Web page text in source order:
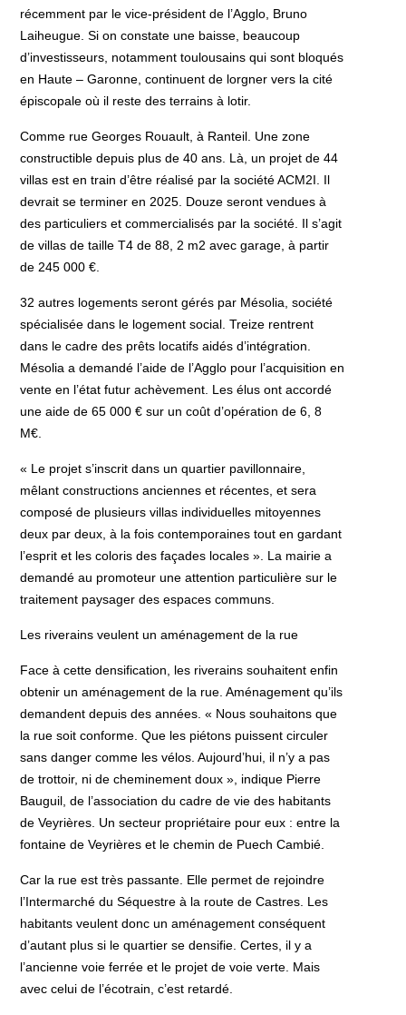
récemment par le vice-président de l’Agglo, Bruno
Laiheugue. Si on constate une baisse, beaucoup
d’investisseurs, notamment toulousains qui sont bloqués
en Haute – Garonne, continuent de lorgner vers la cité
épiscopale où il reste des terrains à lotir.
Comme rue Georges Rouault, à Ranteil. Une zone
constructible depuis plus de 40 ans. Là, un projet de 44
villas est en train d’être réalisé par la société ACM2I. Il
devrait se terminer en 2025. Douze seront vendues à
des particuliers et commercialisés par la société. Il s’agit
de villas de taille T4 de 88, 2 m2 avec garage, à partir
de 245 000 €.
32 autres logements seront gérés par Mésolia, société
spécialisée dans le logement social. Treize rentrent
dans le cadre des prêts locatifs aidés d’intégration.
Mésolia a demandé l’aide de l’Agglo pour l’acquisition en
vente en l’état futur achèvement. Les élus ont accordé
une aide de 65 000 € sur un coût d’opération de 6, 8
M€.
« Le projet s’inscrit dans un quartier pavillonnaire,
mêlant constructions anciennes et récentes, et sera
composé de plusieurs villas individuelles mitoyennes
deux par deux, à la fois contemporaines tout en gardant
l’esprit et les coloris des façades locales ». La mairie a
demandé au promoteur une attention particulière sur le
traitement paysager des espaces communs.
Les riverains veulent un aménagement de la rue
Face à cette densification, les riverains souhaitent enfin
obtenir un aménagement de la rue. Aménagement qu’ils
demandent depuis des années. « Nous souhaitons que
la rue soit conforme. Que les piétons puissent circuler
sans danger comme les vélos. Aujourd’hui, il n’y a pas
de trottoir, ni de cheminement doux », indique Pierre
Bauguil, de l’association du cadre de vie des habitants
de Veyrières. Un secteur propriétaire pour eux : entre la
fontaine de Veyrières et le chemin de Puech Cambié.
Car la rue est très passante. Elle permet de rejoindre
l’Intermarché du Séquestre à la route de Castres. Les
habitants veulent donc un aménagement conséquent
d’autant plus si le quartier se densifie. Certes, il y a
l’ancienne voie ferrée et le projet de voie verte. Mais
avec celui de l’écotrain, c’est retardé.